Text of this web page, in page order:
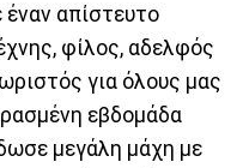
απίστευτο
φίλος, αδελφός
για όλους μας
εβδομάδα
μεγάλη μάχη με